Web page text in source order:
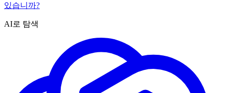
있습니까?
AI로 탐색